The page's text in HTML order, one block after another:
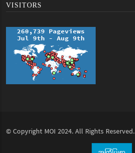
VISITORS
© Copyright MOI 2024. All Rights Reserved.